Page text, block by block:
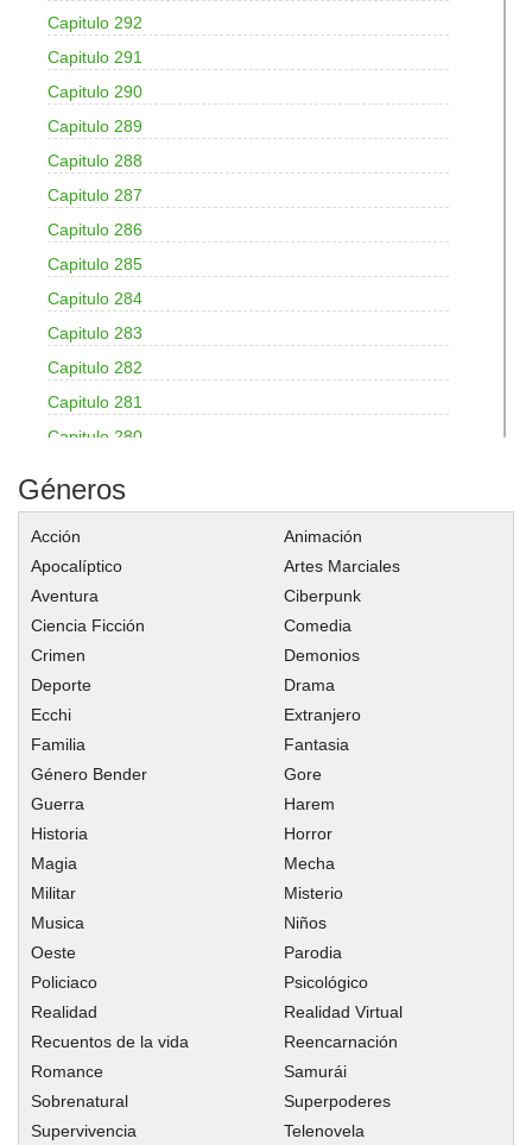
Capitulo 292
Capitulo 291
Capitulo 290
Capitulo 289
Capitulo 288
Capitulo 287
Capitulo 286
Capitulo 285
Capitulo 284
Capitulo 283
Capitulo 282
Capitulo 281
Capitulo 280
Capitulo 278
Capitulo 277
Capitulo 276
Capitulo 273
Capitulo 272
Capitulo 271
Capitulo 270
Capitulo 269
Capitulo 267
Capitulo 266
Capitulo 265
Capitulo 264
Capitulo 263
Capitulo 261
Capitulo 260
Géneros
Acción
Animación
Apocalíptico
Artes Marciales
Aventura
Ciberpunk
Ciencia Ficción
Comedia
Crimen
Demonios
Deporte
Drama
Ecchi
Extranjero
Familia
Fantasia
Género Bender
Gore
Guerra
Harem
Historia
Horror
Magia
Mecha
Militar
Misterio
Musica
Niños
Oeste
Parodia
Policiaco
Psicológico
Realidad
Realidad Virtual
Recuentos de la vida
Reencarnación
Romance
Samurái
Sobrenatural
Superpoderes
Supervivencia
Telenovela